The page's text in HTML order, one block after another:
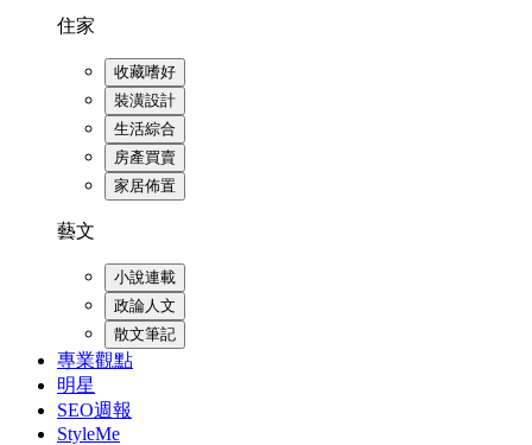
住家
收藏嗜好
裝潢設計
生活綜合
房產買賣
家居佈置
藝文
小說連載
政論人文
散文筆記
專業觀點
明星
SEO週報
StyleMe